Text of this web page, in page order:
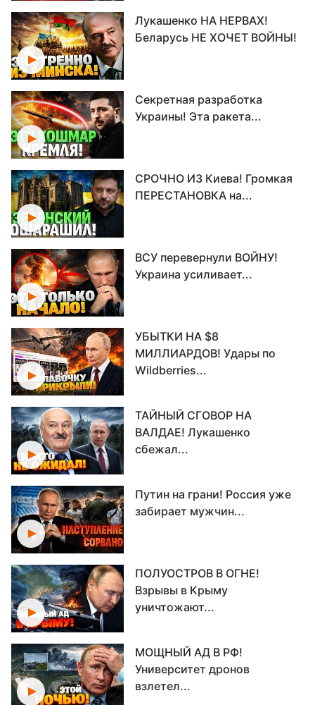
Лукашенко НА НЕРВАХ!
Беларусь НЕ ХОЧЕТ ВОЙНЫ!
Секретная разработка
Украины! Эта ракета...
СРОЧНО ИЗ Киева! Громкая
ПЕРЕСТАНОВКА на...
ВСУ перевернули ВОЙНУ!
Украина усиливает...
УБЫТКИ НА $8
МИЛЛИАРДОВ! Удары по
Wildberries...
ТАЙНЫЙ СГОВОР НА
ВАЛДАЕ! Лукашенко
сбежал...
Путин на грани! Россия уже
забирает мужчин...
ПОЛУОСТРОВ В ОГНЕ!
Взрывы в Крыму
уничтожают...
МОЩНЫЙ АД В РФ!
Университет дронов
взлетел...